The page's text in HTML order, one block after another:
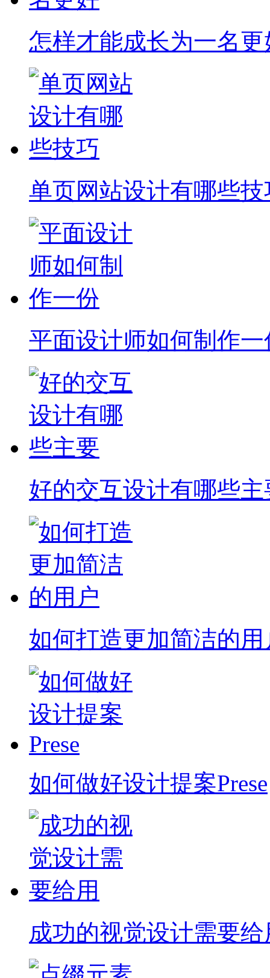
怎样才能成长为一名更
单页网站设计有哪些技
平面设计师如何制作一
好的交互设计有哪些主
如何打造更加简洁的用
如何做好设计提案Prese
成功的视觉设计需要给